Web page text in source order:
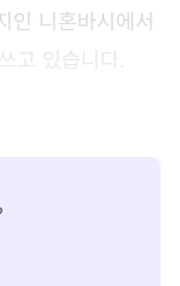
인 니혼바시에서
고 있습니다.